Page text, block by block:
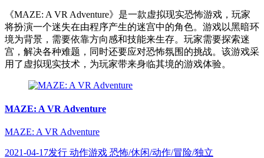
《MAZE: A VR Adventure》是一款虚拟现实恐怖游戏，玩家
将扮演一个迷失在由程序产生的迷宫中的角色。游戏以黑暗环
境为背景，需要依靠方向感和技能来生存。玩家需要探索迷
宫，解决各种难题，同时还要应对恐怖氛围的挑战。该游戏采
用了虚拟现实技术，为玩家带来身临其境的游戏体验。
MAZE: A VR Adventure
MAZE: A VR Adventure
2021-04-17发行 动作游戏 恐怖/休闲/动作/冒险/独立